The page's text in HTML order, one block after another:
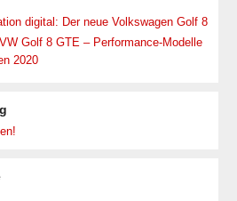
digital: Der neue Volkswagen Golf 8
Golf 8 GTE – Performance-Modelle
2020